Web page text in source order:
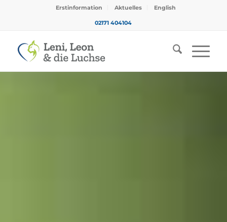
Erstinformation Aktuelles English
02171 404104